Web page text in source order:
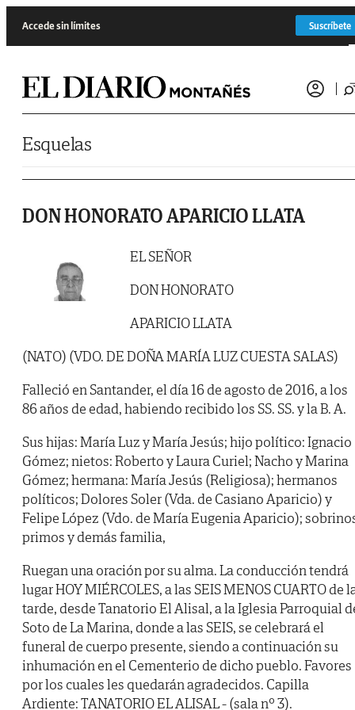
Accede sin límites Suscríbete
Esquelas
DON HONORATO APARICIO LLATA
EL SEÑOR
DON HONORATO
APARICIO LLATA
(NATO) (VDO. DE DOÑA MARÍA LUZ CUESTA SALAS)
Falleció en Santander, el día 16 de agosto de 2016, a los
86 años de edad, habiendo recibido los SS. SS. y la B. A.
Sus hijas: María Luz y María Jesús; hijo político: Ignacio
Gómez; nietos: Roberto y Laura Curiel; Nacho y Marina
Gómez; hermana: María Jesús (Religiosa); hermanos
políticos; Dolores Soler (Vda. de Casiano Aparicio) y
Felipe López (Vdo. de María Eugenia Aparicio);
primos y demás familia,
Ruegan una oración por su alma. La conducción tendrá
lugar HOY MIÉRCOLES, a las SEIS MENOS CUARTO de
tarde, desde Tanatorio El Alisal, a la Iglesia Parroquial
Soto de La Marina, donde a las SEIS, se celebrará el
funeral de cuerpo presente, siendo a continuación su
inhumación en el Cementerio de dicho pueblo. Favores
por los cuales les quedarán agradecidos. Capilla
Ardiente: TANATORIO EL ALISAL - (sala nº 3).